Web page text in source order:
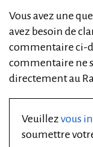
Vous avez une
avez besoin de
commentaire ci-
commentaire ne
directement au
Veuillez vous
soumettre